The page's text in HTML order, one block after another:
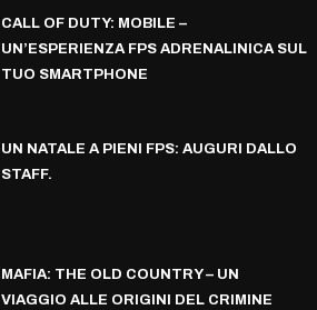
CALL OF DUTY: MOBILE –
UN’ESPERIENZA FPS ADRENALINICA SUL
TUO SMARTPHONE
UN NATALE A PIENI FPS: AUGURI DALLO
STAFF.
MAFIA: THE OLD COUNTRY – UN
VIAGGIO ALLE ORIGINI DEL CRIMINE